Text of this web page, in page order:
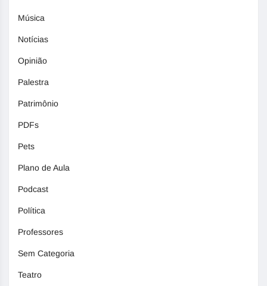
Música
Notícias
Opinião
Palestra
Patrimônio
PDFs
Pets
Plano de Aula
Podcast
Política
Professores
Sem Categoria
Teatro